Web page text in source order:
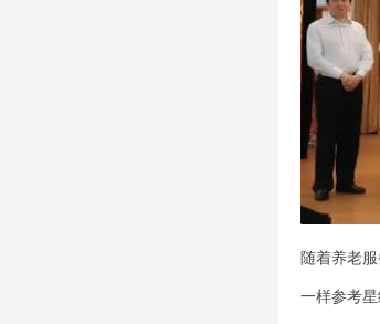
随着养老
一样参考